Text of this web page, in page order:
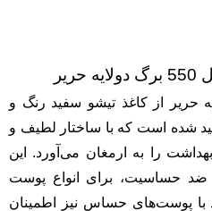
550 برگ دولایه حریر از کاغذ تیشو سفید رنگ و
شده است که با ساختار لطیف و
را به ارمغان می‌آورد. این
ضد حساسیت، برای انواع پوست
با پوست‌های حساس نیز اطمینان